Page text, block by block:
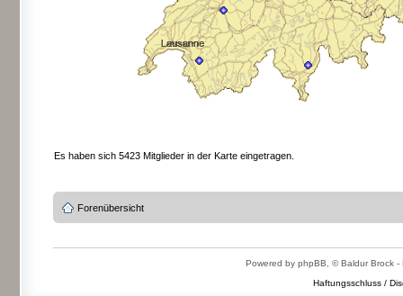
Es haben sich 5423 Mitglieder in der Karte eingetragen.
Forenübersicht
Powered by phpBB, © Baldur Brock -
Haftungsschluss /